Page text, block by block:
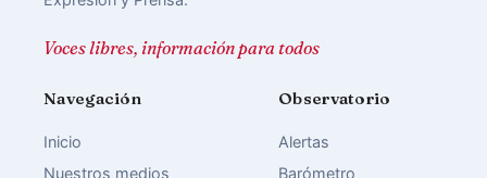
Voces libres, información para todos
Navegación
Inicio
Nuestros medios
Observatorio
Alertas
Barómetro